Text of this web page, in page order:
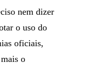
nem dizer
o uso do
oficiais,
o